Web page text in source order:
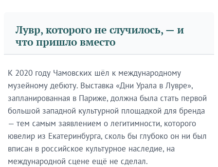
Лувр, которого не случилось, — и
что пришло вместо
К 2020 году Чамовских шёл к международному
музейному дебюту. Выставка «Дни Урала в Лувре»,
запланированная в Париже, должна была стать первой
большой западной культурной площадкой для бренда
— тем самым заявлением о легитимности, которого
ювелир из Екатеринбурга, сколь бы глубоко он ни был
вписан в российское культурное наследие, на
международной сцене ещё не сделал.